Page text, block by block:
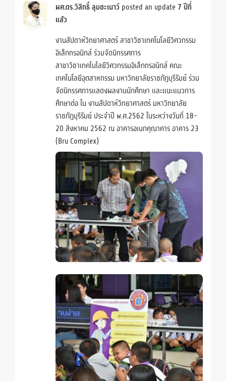
ผศ.ดร.วิสิทธิ์ ลุมชะเนาว์ posted an update 7 ปีที่
แล้ว
งานสัปดาห์วิทยาศาสตร์ สาขาวิชาเทคโนโลยีวิศวกรรม
อิเล็กทรอนิกส์ ร่วมจัดนิทรรศการ
สาขาวิชาเทคโนโลยีวิศวกรรมอิเล็กทรอนิกส์ คณะ
เทคโนโลยีอุตสาหกรรม มหาวิทยาลัยราชภัฏบุรีรัมย์ ร่วม
จัดนิทรรศการแสดงผลงานนักศึกษา และแนะแนวการ
ศึกษาต่อ ใน งานสัปดาห์วิทยาศาสตร์ มหาวิทยาลัย
ราชภัฏบุรีรัมย์ ประจำปี พ.ศ.2562 ในระหว่างวันที่ 18-
20 สิงหาคม 2562 ณ อาคารอเนกคุณาคาร อาคาร 23
(Bru Complex)